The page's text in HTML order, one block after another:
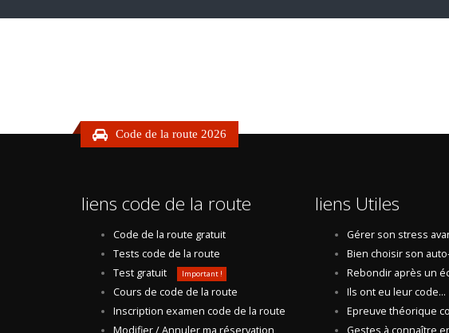
Code de la route 2026
liens code de la route
Code de la route gratuit
Tests code de la route
Test gratuit
Important !
Cours de code de la route
Inscription examen code de la route
liens Utiles
Gérer son stress
Bien choisir son
Rebondir après un
Ils ont eu leur code...
Epreuve théorique